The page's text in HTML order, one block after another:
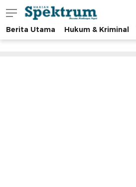
spektrumonline.com
Berita Utama Hukum & Kriminal